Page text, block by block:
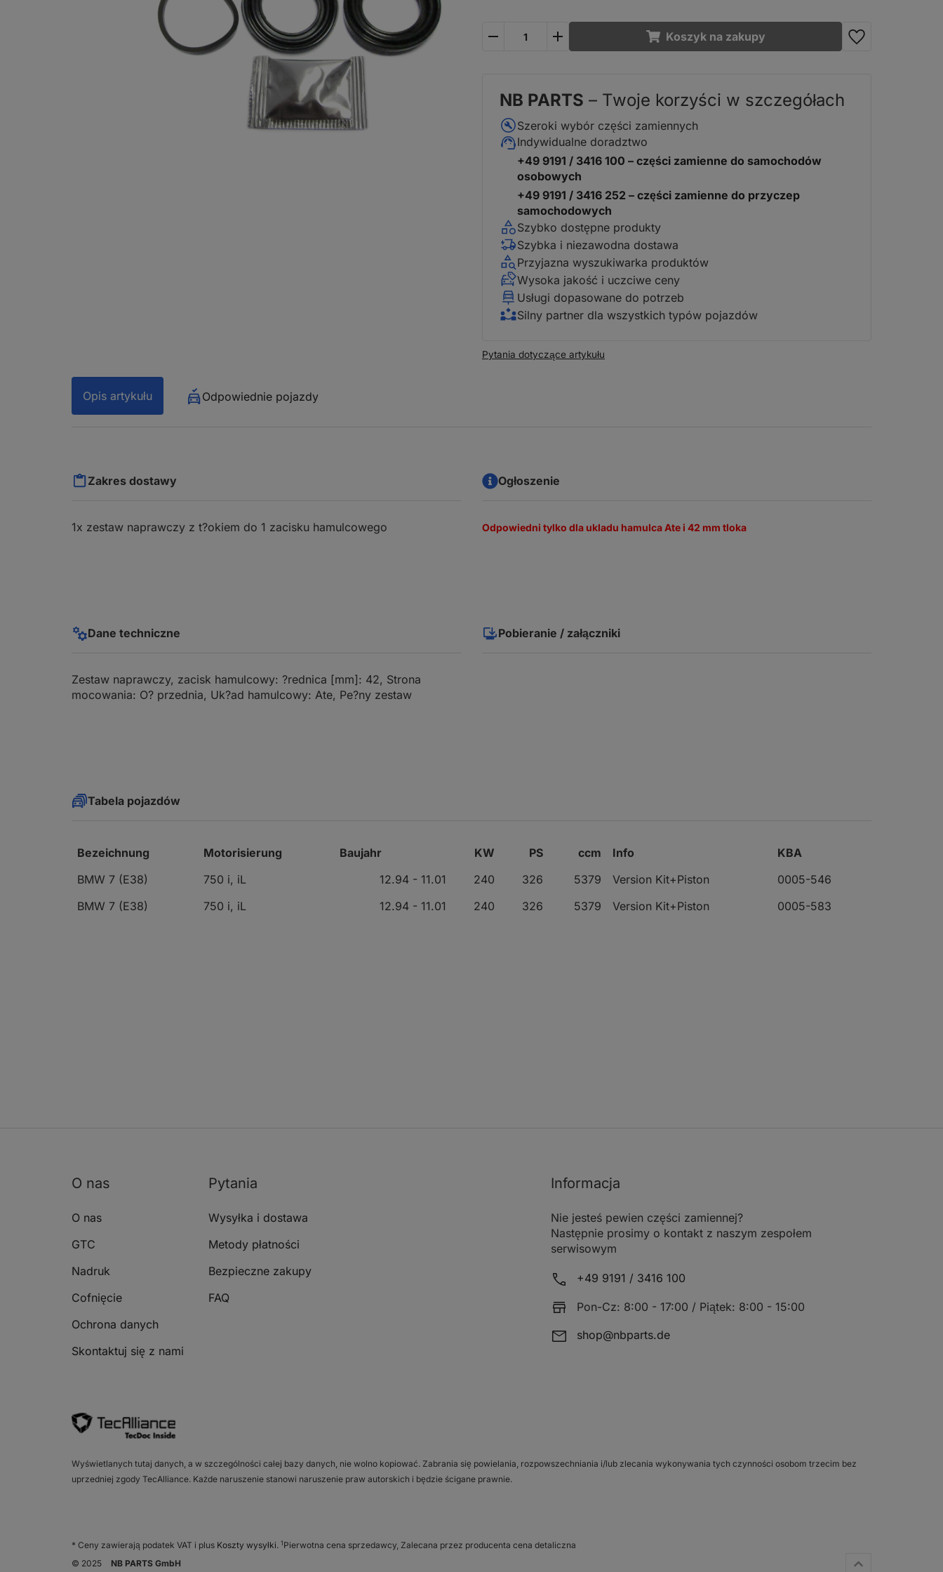
Koszyk na zakupy
NB PARTS – Twoje korzyści w szczegółach
Szeroki wybór części zamiennych
Indywidualne doradztwo
+49 9191 / 3416 100 – części zamienne do samochodów
osobowych
+49 9191 / 3416 252 – części zamienne do przyczep
samochodowych
Szybko dostępne produkty
Szybka i niezawodna dostawa
Przyjazna wyszukiwarka produktów
Wysoka jakość i uczciwe ceny
Usługi dopasowane do potrzeb
Silny partner dla wszystkich typów pojazdów
Pytania dotyczące artykułu
Opis artykułu Odpowiednie pojazdy
Zakres dostawy
1x zestaw naprawczy z t?okiem do 1 zacisku hamulcowego
Ogłoszenie
Odpowiedni tylko dla ukladu hamulca Ate i 42 mm tloka
Dane techniczne
Zestaw naprawczy, zacisk hamulcowy: ?rednica [mm]: 42, Strona
mocowania: O? przednia, Uk?ad hamulcowy: Ate, Pe?ny zestaw
Pobieranie / załączniki
Tabela pojazdów
Bezeichnung Motorisierung Baujahr KW PS ccm Info
KBA
BMW 7 (E38)
750 i, iL 12.94 - 11.01 240 326 5379 Version Kit+Piston
0005-546
BMW 7 (E38)
750 i, iL 12.94 - 11.01 240 326 5379 Version Kit+Piston 0005-583
O nas
O nas
GTC
Nadruk
Cofnięcie
Ochrona danych
Skontaktuj się z nami
Pytania
Wysyłka i dostawa
Metody płatności
Bezpieczne zakupy
FAQ
Informacja
Nie jesteś pewien części zamiennej?
Następnie prosimy o kontakt z naszym zespołem
serwisowym
+49 9191 / 3416 100
Pon-Cz: 8:00 - 17:00 / Piątek: 8:00 - 15:00
shop@nbparts.de
Wyświetlanych tutaj danych, a w szczególności całej bazy danych, nie wolno kopiować. Zabrania się powielania, rozpowszechniania i/lub zlecania wykonywania tych czynności osobom trzecim bez
uprzedniej zgody TecAlliance. Każde naruszenie stanowi naruszenie praw autorskich i będzie ścigane prawnie.
* Ceny zawierają podatek VAT i plus Koszty wysyłki. 1Pierwotna cena sprzedawcy, Zalecana przez producenta cena detaliczna
© 2025
NB PARTS GmbH